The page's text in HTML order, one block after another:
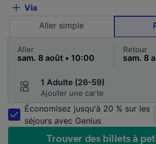
Via
Aller simple
Aller Retour
1 Adulte (26-59)
Ajouter une carte
Économisez jusqu'à 20 % sur les
séjours avec Genius
Trouver des billets à